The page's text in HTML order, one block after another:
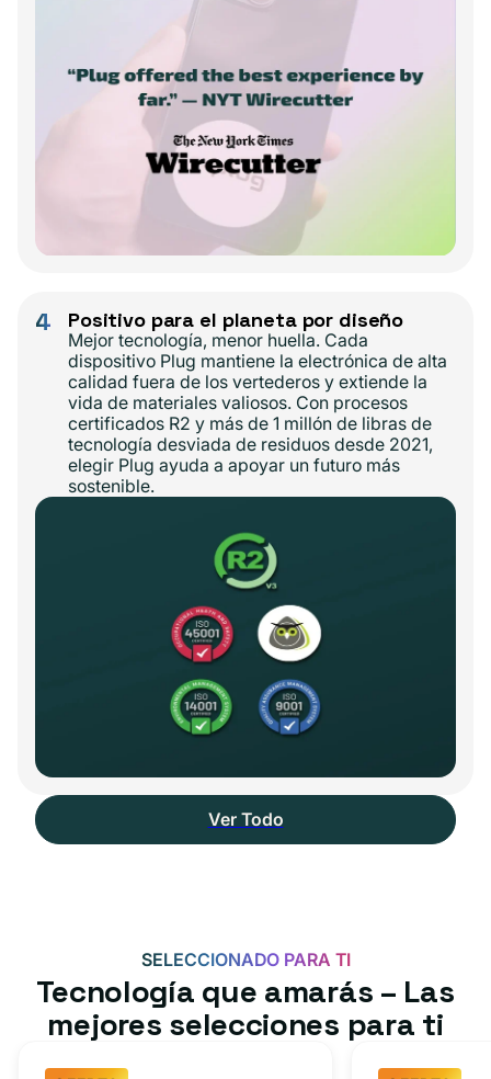
4 Positivo para el planeta por diseño
Mejor tecnología, menor huella. Cada
dispositivo Plug mantiene la electrónica de alta
calidad fuera de los vertederos y extiende la
vida de materiales valiosos. Con procesos
certificados R2 y más de 1 millón de libras de
tecnología desviada de residuos desde 2021,
elegir Plug ayuda a apoyar un futuro más
sostenible.
Ver Todo
SELECCIONADO PARA TI
Tecnología que amarás – Las
mejores selecciones para ti